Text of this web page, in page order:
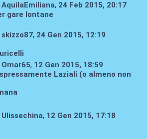
AquilaEmiliana, 24 Feb 2015, 20:17
gare lontane
skizzo87, 24 Gen 2015, 12:19
Omar65, 12 Gen 2015, 18:59
Laziali (o almeno non
Ulissechina, 12 Gen 2015, 17:18